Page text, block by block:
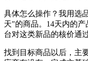
具体怎么操作？我用选
天"的商品。14天内的
台对这类新品的核价通
找到目标商品以后，主